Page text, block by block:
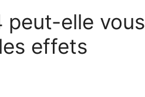
peut-elle vous
effets